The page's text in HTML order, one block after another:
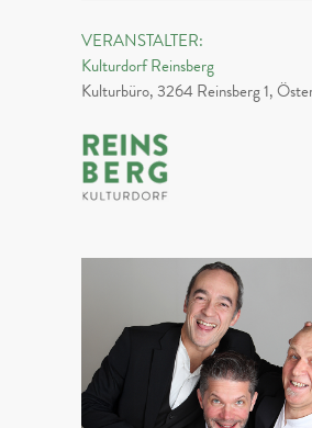
VERANSTALTER:
Kulturdorf Reinsberg
Kulturbüro, 3264 Reinsberg 1,